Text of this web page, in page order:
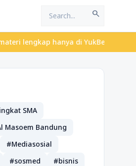
search
hanya di YukBelajar.com. Mulai
SMA
Masoem Bandung
#Mediasosial
#sosmed
#bisnis